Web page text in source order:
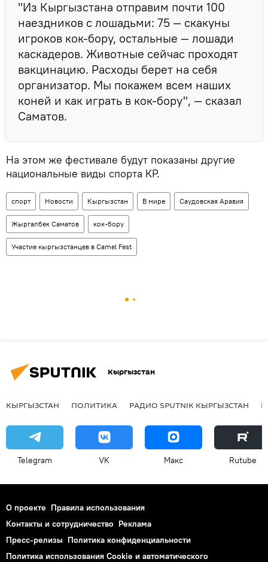
"Из Кыргызстана отправим почти 100
наездников с лошадьми: 75 — скакуны
игроков кок-бору, остальные — лошади
каскадеров. Животные сейчас проходят
вакцинацию. Расходы берет на себя
организатор. Мы покажем всем наших
коней и как играть в кок-бору", — сказал
Саматов.
На этом же фестивале будут показаны другие
национальные виды спорта КР.
спорт Новости Кыргызстан В мире Саудовская Аравия
Жыргалбек Саматов кок-бору
Участие кыргызстанцев в Camel Fest
Кыргызстан
КЫРГЫЗСТАН ПОЛИТИКА РАДИО SPUTNIK КЫРГЫЗСТАН
Telegram VK Макс Rutube
О проекте Правила использования
Контакты и сотрудничество Реклама
Пресс-релизы Политика конфиденциальности
Политика использования Cookie и автоматического